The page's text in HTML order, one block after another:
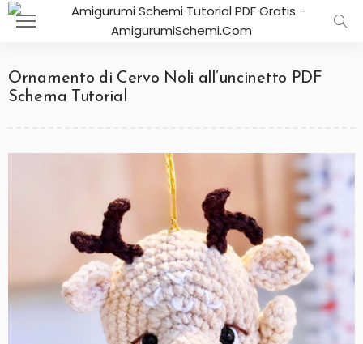
Ornamento di Cervo Noli all’uncinetto PDF
Schema Tutorial